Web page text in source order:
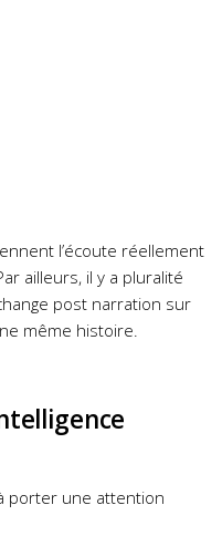
l’écoute réellement
ailleurs, il y a pluralité
post narration sur
même histoire.
porter une attention